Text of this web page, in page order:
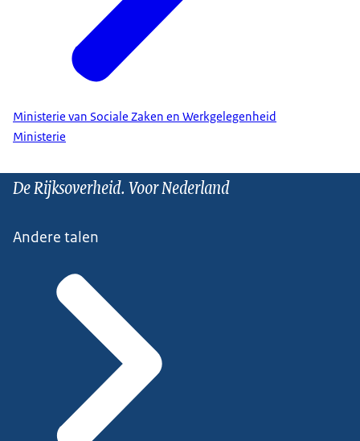
Ministerie van Sociale Zaken en Werkgelegenheid
Ministerie
De Rijksoverheid. Voor Nederland
Andere talen